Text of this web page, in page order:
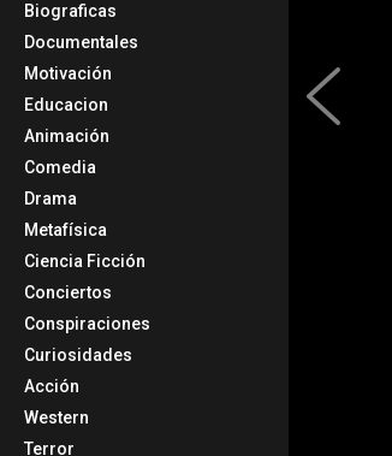
Biograficas
Documentales
Motivación
Educacion
Animación
Comedia
Drama
Metafísica
Ciencia Ficción
Conciertos
Conspiraciones
Curiosidades
Acción
Western
Terror